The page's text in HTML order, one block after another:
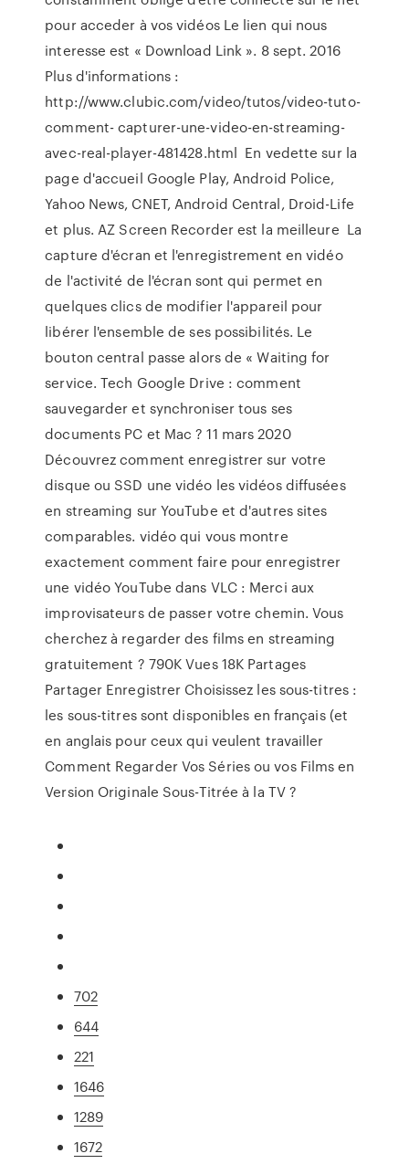
pour acceder à vos vidéos Le lien qui nous
interesse est « Download Link ». 8 sept. 2016
Plus d'informations :
http://www.clubic.com/video/tutos/video-tuto-
comment- capturer-une-video-en-streaming-
avec-real-player-481428.html En vedette sur la
page d'accueil Google Play, Android Police,
Yahoo News, CNET, Android Central, Droid-Life
et plus. AZ Screen Recorder est la meilleure La
capture d'écran et l'enregistrement en vidéo
de l'activité de l'écran sont qui permet en
quelques clics de modifier l'appareil pour
libérer l'ensemble de ses possibilités. Le
bouton central passe alors de « Waiting for
service. Tech Google Drive : comment
sauvegarder et synchroniser tous ses
documents PC et Mac ? 11 mars 2020
Découvrez comment enregistrer sur votre
disque ou SSD une vidéo les vidéos diffusées
en streaming sur YouTube et d'autres sites
comparables. vidéo qui vous montre
exactement comment faire pour enregistrer
une vidéo YouTube dans VLC : Merci aux
improvisateurs de passer votre chemin. Vous
cherchez à regarder des films en streaming
gratuitement ? 790K Vues 18K Partages
Partager Enregistrer Choisissez les sous-titres :
les sous-titres sont disponibles en français (et
en anglais pour ceux qui veulent travailler
Comment Regarder Vos Séries ou vos Films en
Version Originale Sous-Titrée à la TV ?
702
644
221
1646
1289
1672